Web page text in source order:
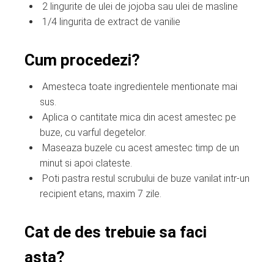
2 lingurite de ulei de jojoba sau ulei de masline
1/4 lingurita de extract de vanilie
Cum procedezi?
Amesteca toate ingredientele mentionate mai
sus.
Aplica o cantitate mica din acest amestec pe
buze, cu varful degetelor.
Maseaza buzele cu acest amestec timp de un
minut si apoi clateste.
Poti pastra restul scrubului de buze vanilat intr-un
recipient etans, maxim 7 zile.
Cat de des trebuie sa faci
asta?